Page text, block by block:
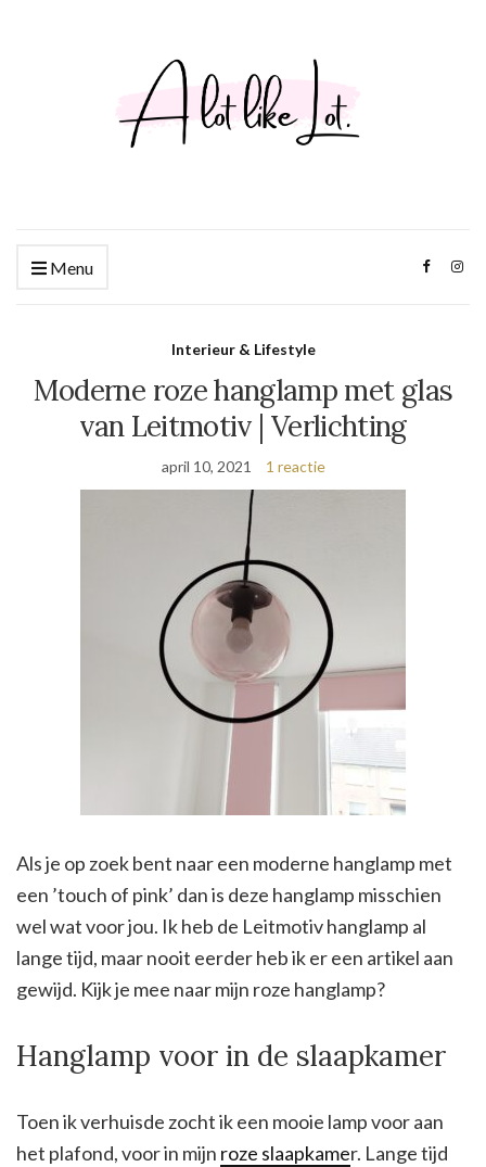
Menu
Interieur & Lifestyle
Moderne roze hanglamp met glas
van Leitmotiv | Verlichting
april 10, 2021 1 reactie
Als je op zoek bent naar een moderne hanglamp met
een ’touch of pink’ dan is deze hanglamp misschien
wel wat voor jou. Ik heb de Leitmotiv hanglamp al
lange tijd, maar nooit eerder heb ik er een artikel aan
gewijd. Kijk je mee naar mijn roze hanglamp?
Hanglamp voor in de slaapkamer
Toen ik verhuisde zocht ik een mooie lamp voor aan
het plafond, voor in mijn roze slaapkamer. Lange tijd